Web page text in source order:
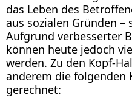
das Leben des
aus sozialen Gründen –
Aufgrund verbesserter
können heute jedoch
werden. Zu den Kopf-
anderem die folgenden
gerechnet: